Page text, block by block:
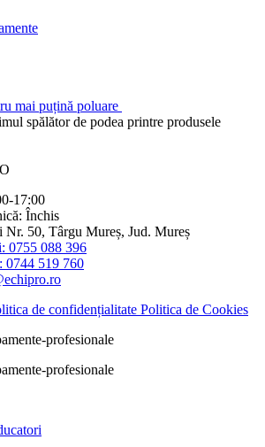
mai puțină poluare
spălător de podea printre produsele
17:00
Închis
Nr. 50, Târgu Mureș, Jud. Mureș
0755 088 396
0744 519 760
de confidențialitate Politica de Cookies